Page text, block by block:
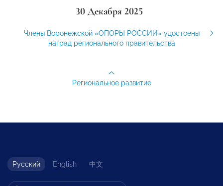
30 Декабря 2025
Члены Воронежской «ОПОРЫ РОССИИ» удостоены
наград регионального правительства
Региональное развитие
Русский English 中文